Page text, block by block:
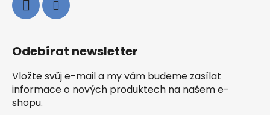
Odebírat newsletter
Vložte svůj e-mail a my vám budeme zasílat
informace o nových produktech na našem e-
shopu.